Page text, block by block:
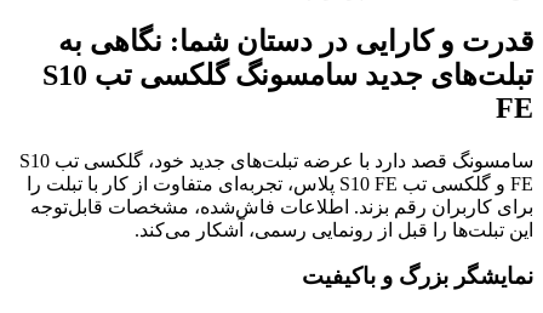
قدرت و کارایی در دستان شما: نگاهی به
تبلت‌های جدید سامسونگ گلکسی تب S10
FE
سامسونگ قصد دارد با عرضه تبلت‌های جدید خود، گلکسی تب S10
FE و گلکسی تب S10 FE پلاس، تجربه‌ای متفاوت از کار با تبلت را
برای کاربران رقم بزند. اطلاعات فاش‌شده، مشخصات قابل‌توجه
این تبلت‌ها را قبل از رونمایی رسمی، آشکار می‌کند.
نمایشگر بزرگ و باکیفیت